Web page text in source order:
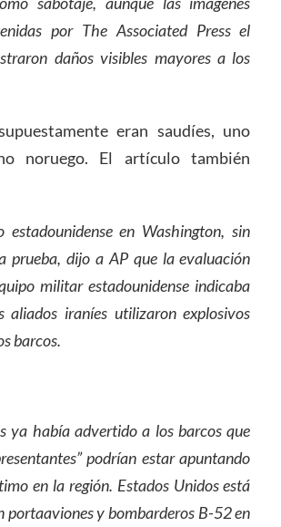
por The Associated Press el
daños visibles mayores a los
eran saudíes, uno
noruego. El artículo también
estadounidense en Washington, sin
prueba, dijo a AP que la evaluación
militar estadounidense indicaba
aliados iraníes utilizaron explosivos
barcos.
ya había advertido a los barcos que
podrían estar apuntando
en la región. Estados Unidos está
portaaviones y bombarderos B-52 en